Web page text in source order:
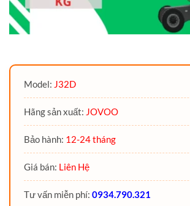
Model: J32D
Hãng sản xuất: JOVOO
Bảo hành: 12-24 tháng
Giá bán: Liên Hệ
Tư vấn miễn phí: 0934.790.321